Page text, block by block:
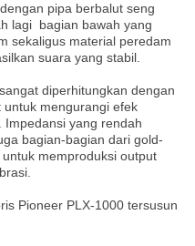
pipa berbalut seng
lagi bagian bawah yang
sekaligus material peredam
suara yang stabil.
diperhitungkan dengan
mengurangi efek
Impedansi yang rendah
bagian-bagian dari gold-
memproduksi output
Pioneer PLX-1000 tersusun